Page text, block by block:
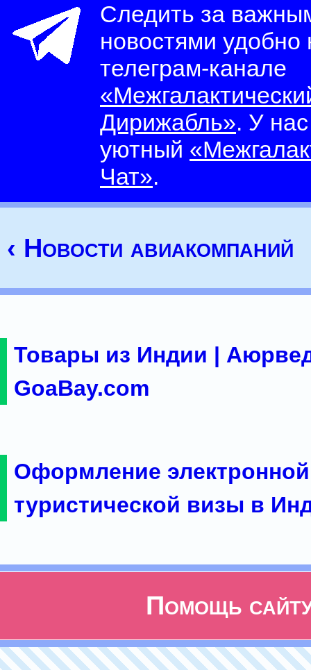
Следить за
новостями
телеграм-канале
Дирижабль». У
уютный
Чат».
‹ Новости авиакомпаний
Товары из Индии |
GoaBay.com
Оформление электронной
туристической визы в
Помощь